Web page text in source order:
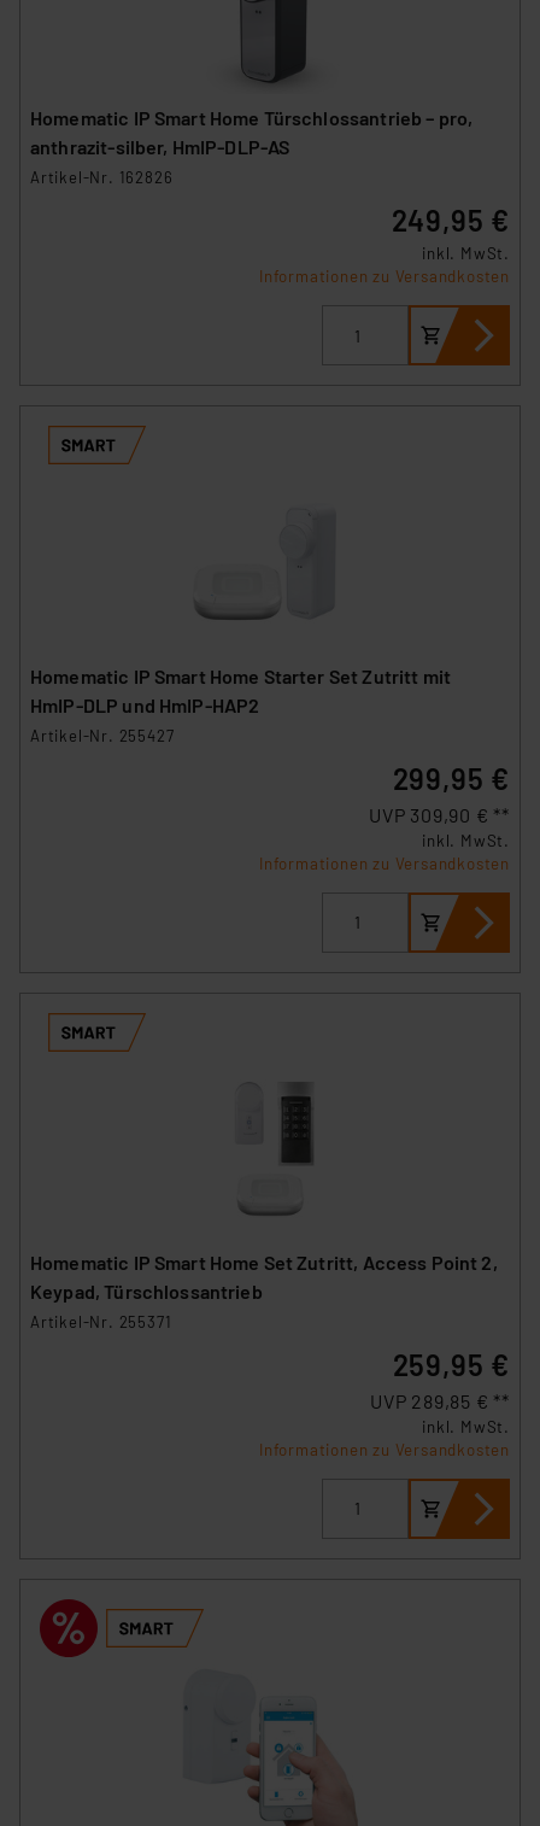
Homematic IP Smart Home Türschlossantrieb – pro,
anthrazit-silber, HmIP‑DLP‑AS
Artikel-Nr. 162826
249,95 €
inkl. MwSt.
Informationen zu Versandkosten
Homematic IP Smart Home Starter Set Zutritt mit
HmIP‑DLP und HmIP-HAP2
Artikel-Nr. 255427
299,95 €
UVP 309,90 € **
inkl. MwSt.
Informationen zu Versandkosten
Homematic IP Smart Home Set Zutritt, Access Point 2,
Keypad, Türschlossantrieb
Artikel-Nr. 255371
259,95 €
UVP 289,85 € **
inkl. MwSt.
Informationen zu Versandkosten